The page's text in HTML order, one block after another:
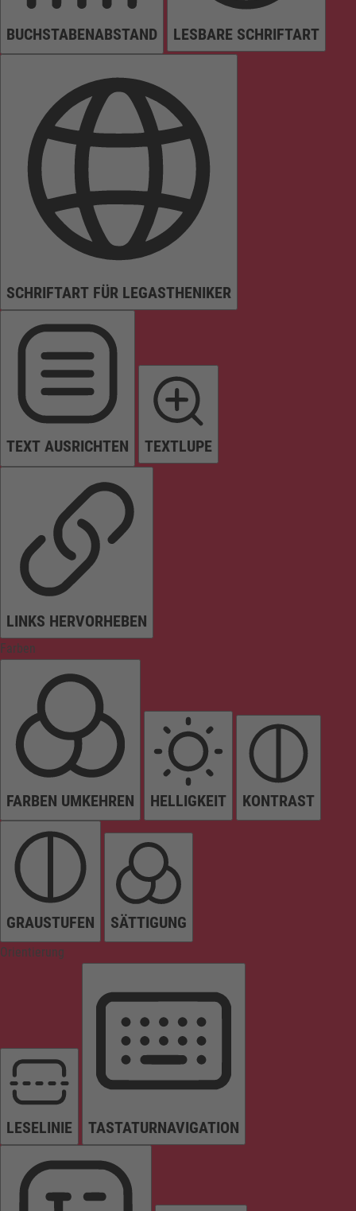
BUCHSTABENABSTAND LESBARE SCHRIFTART
SCHRIFTART FÜR LEGASTHENIKER
TEXT AUSRICHTEN TEXTLUPE
LINKS HERVORHEBEN
Farben
FARBEN UMKEHREN HELLIGKEIT KONTRAST
GRAUSTUFEN SÄTTIGUNG
Orientierung
LESELINIE TASTATURNAVIGATION